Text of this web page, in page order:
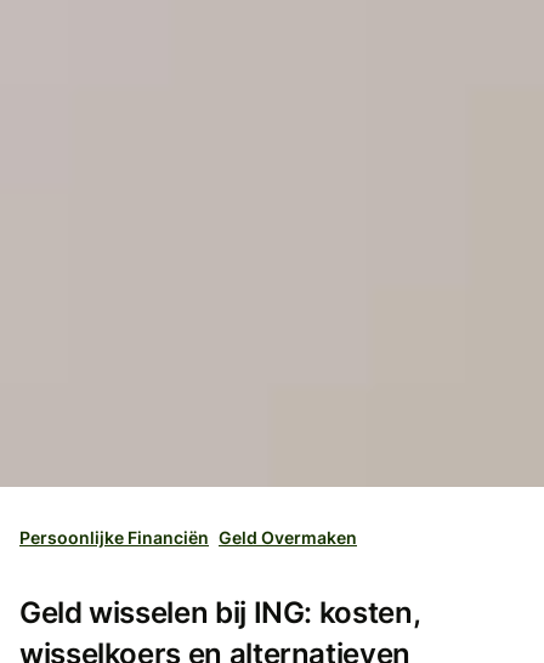
Persoonlijke Financiën Geld Overmaken
Geld wisselen bij ING: kosten,
wisselkoers en alternatieven